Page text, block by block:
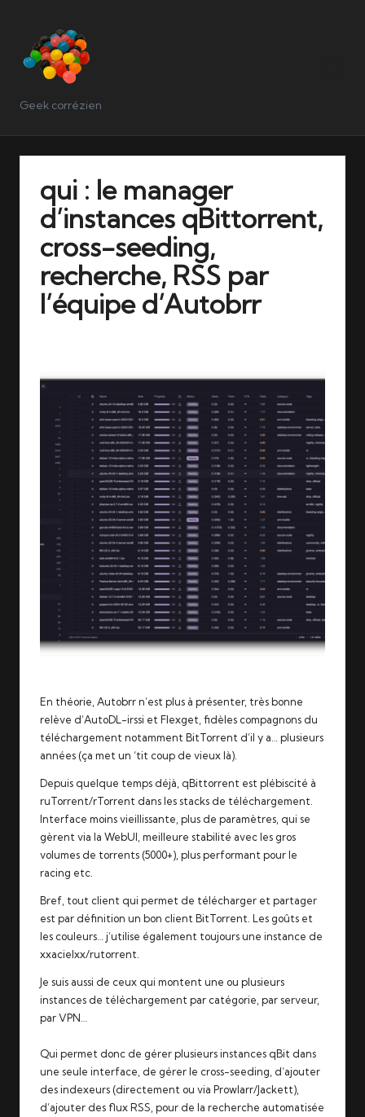
Geek corrézien
qui : le manager
d’instances qBittorrent,
cross-seeding,
recherche, RSS par
l’équipe d’Autobrr
En théorie, Autobrrn’est plus à présenter, très bonne
relève d’AutoDL-irssi et Flexget, fidèles compagnons du
téléchargement notamment BitTorrent d’il y a… plusieurs
années (ça met un ‘tit coup de vieux là).
Depuis quelque temps déjà, qBittorrent est plébiscité à
ruTorrent/rTorrent dans les stacks de téléchargement.
Interface moins vieillissante, plus de paramètres, qui se
gèrent via la WebUI, meilleure stabilité avec les gros
volumes de torrents (5000+), plus performant pour le
racing etc.
Bref, tout client qui permet de télécharger et partager
est par définition un bon client BitTorrent. Les goûts et
les couleurs… j’utilise également toujours une instance de
xxacielxx/rutorrent
Je suis aussi de ceux qui montent une ou plusieurs
instances de téléchargement par catégorie, par serveur,
par VPN…
Qui permet donc de gérer plusieurs instances qBit dans
une seule interface, de gérer le cross-seeding, d’ajouter
des indexeurs (directement ou via Prowlarr/Jackett),
d’ajouter des flux RSS, pour de la recherche automatisée